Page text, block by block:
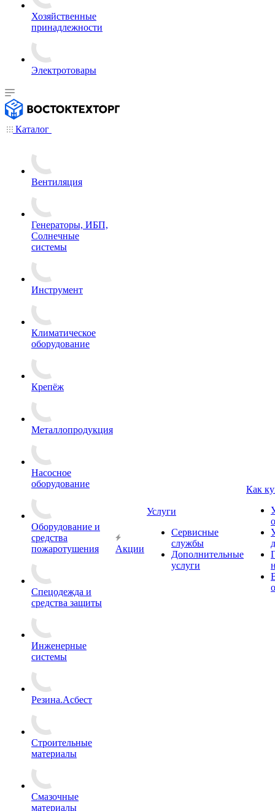
Хозяйственные
принадлежности
Электротовары
Каталог
Вентиляция
Генераторы, ИБП,
Солнечные
системы
Инструмент
Климатическое
оборудование
Крепёж
Металлопродукция
Насосное
оборудование
Оборудование и
средства
пожаротушения
Спецодежда и
средства защиты
Инженерные
системы
Резина.Асбест
Строительные
материалы
Смазочные
материалы
Акции
Услуги
Сервисные
службы
Дополнительные
услуги
Как